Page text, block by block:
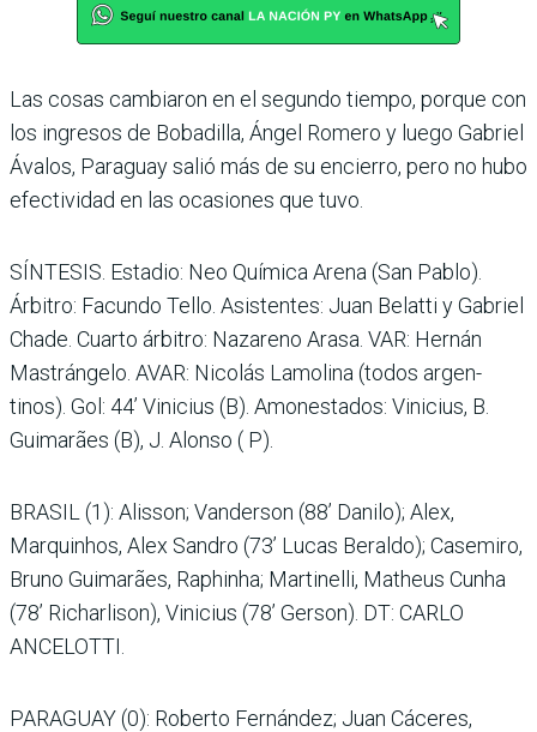
Las cosas cambiaron en el segundo tiempo, porque con
los ingresos de Bobadilla, Ángel Romero y luego Gabriel
Ávalos, Paraguay salió más de su encierro, pero no hubo
efectividad en las ocasiones que tuvo.
SÍNTESIS. Estadio: Neo Quí­mica Arena (San Pablo).
Árbi­tro: Facundo Tello. Asisten­tes: Juan Belatti y Gabriel
Chade. Cuarto árbitro: Naza­reno Arasa. VAR: Hernán
Mastrángelo. AVAR: Nico­lás Lamolina (todos argen­
tinos). Gol: 44’ Vinicius (B). Amonestados: Vinicius, B.
Guimarães (B), J. Alonso ( P).
BRASIL (1): Alisson; Van­derson (88’ Danilo); Alex,
Marquinhos, Alex Sandro (73’ Lucas Beraldo); Case­miro,
Bruno Guimarães, Raphinha; Martinelli, Matheus Cunha
(78’ Richar­lison), Vinicius (78’ Gerson). DT: CARLO
ANCELOTTI.
PARAGUAY (0): Roberto Fernández; Juan Cáce­res,